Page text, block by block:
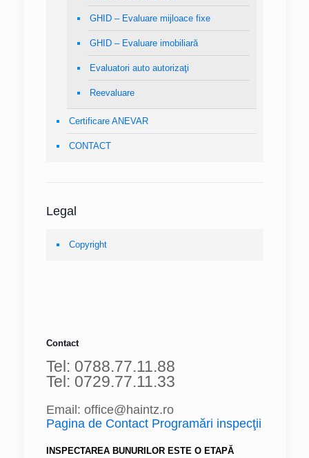
GHID – Evaluare mijloace fixe
GHID – Evaluare imobiliară
Evaluatori auto autorizaţi
Reevaluare
Certificare ANEVAR
CONTACT
Legal
Copyright
Contact
Tel: 0788.77.11.88
Tel: 0729.77.11.33
Email: office@haintz.ro
Pagina de Contact Programări inspecţii
INSPECTAREA BUNURILOR ESTE O ETAPĂ